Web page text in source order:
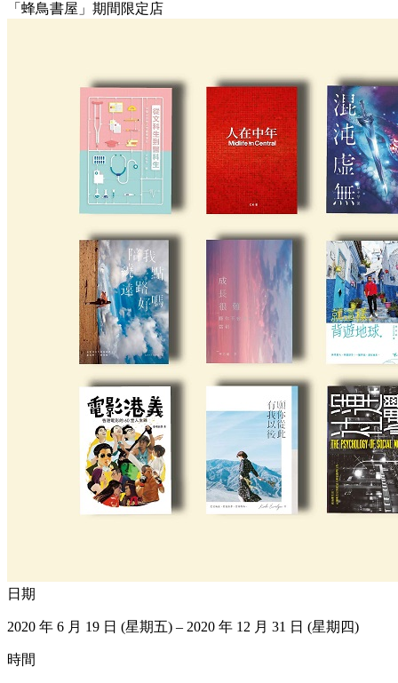
「蜂鳥書屋」期間限定店
日期
2020 年 6 月 19 日 (星期五) – 2020 年 12 月 31 日 (星期四)
時間